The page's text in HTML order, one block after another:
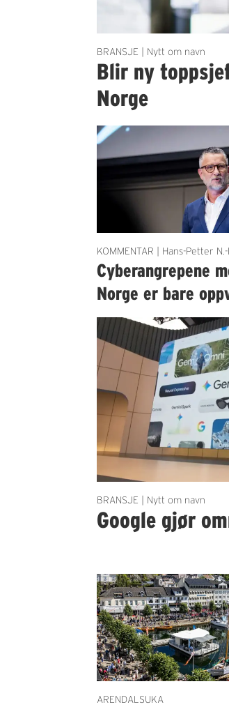
BRANSJE | Nytt om navn
Blir ny
Norge
KOMMENTAR | Hans-Petter
Cyberangrepene
Norge er bare
BRANSJE | Nytt om navn
Google gjør
ARENDALSUKA